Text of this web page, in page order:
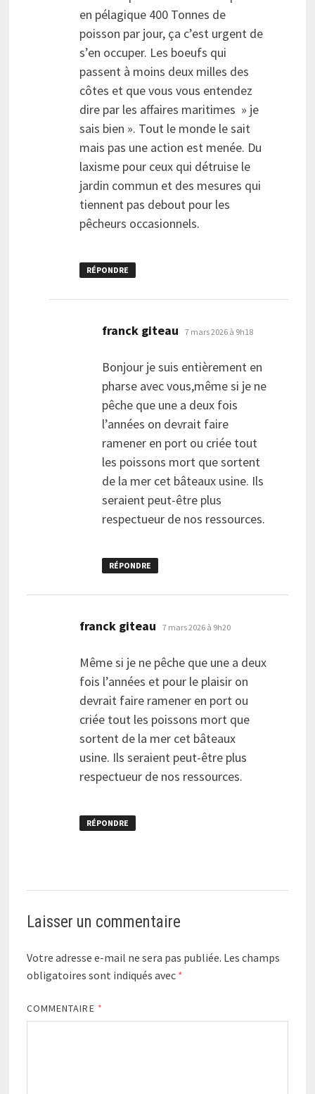
en pélagique 400 Tonnes de
poisson par jour, ça c’est urgent de
s’en occuper. Les boeufs qui
passent à moins deux milles des
côtes et que vous vous entendez
dire par les affaires maritimes » je
sais bien ». Tout le monde le sait
mais pas une action est menée. Du
laxisme pour ceux qui détruise le
jardin commun et des mesures qui
tiennent pas debout pour les
pêcheurs occasionnels.
RÉPONDRE
franck giteau dit :
7 mars 2026 à 9h18
Bonjour je suis entièrement en
pharse avec vous,même si je ne
pêche que une a deux fois
l’années on devrait faire
ramener en port ou criée tout
les poissons mort que sortent
de la mer cet bâteaux usine. Ils
seraient peut-être plus
respectueur de nos ressources.
RÉPONDRE
franck giteau dit :
7 mars 2026 à 9h20
Même si je ne pêche que une a deux
fois l’années et pour le plaisir on
devrait faire ramener en port ou
criée tout les poissons mort que
sortent de la mer cet bâteaux
usine. Ils seraient peut-être plus
respectueur de nos ressources.
RÉPONDRE
Laisser un commentaire
Votre adresse e-mail ne sera pas publiée. Les champs
obligatoires sont indiqués avec *
COMMENTAIRE *